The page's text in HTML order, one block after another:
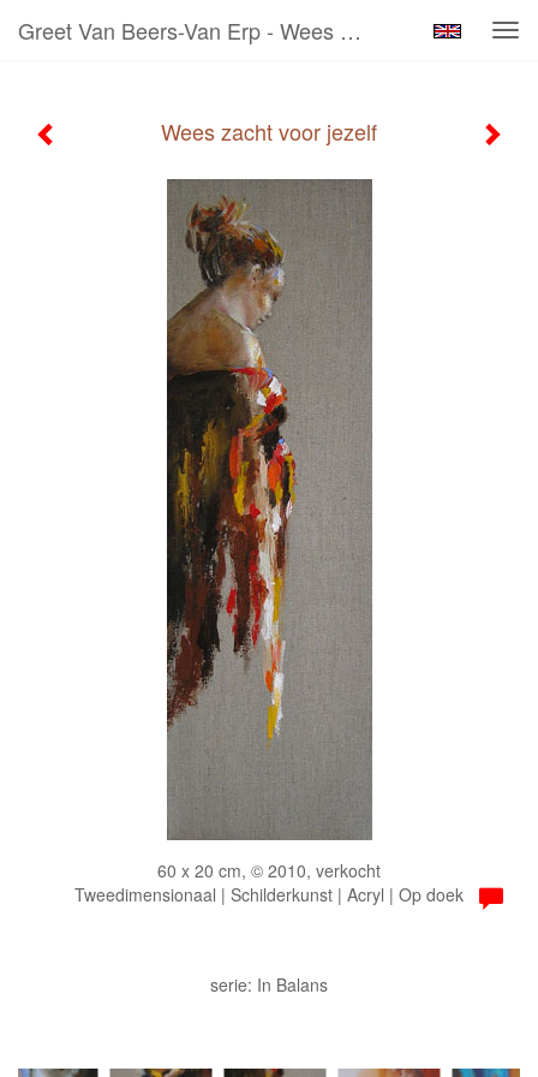
Greet Van Beers-Van Erp - Wees Zacht Voor Jezelf
Wees zacht voor jezelf
60 x 20 cm, © 2010, verkocht
Tweedimensionaal | Schilderkunst | Acryl | Op doek
serie: In Balans